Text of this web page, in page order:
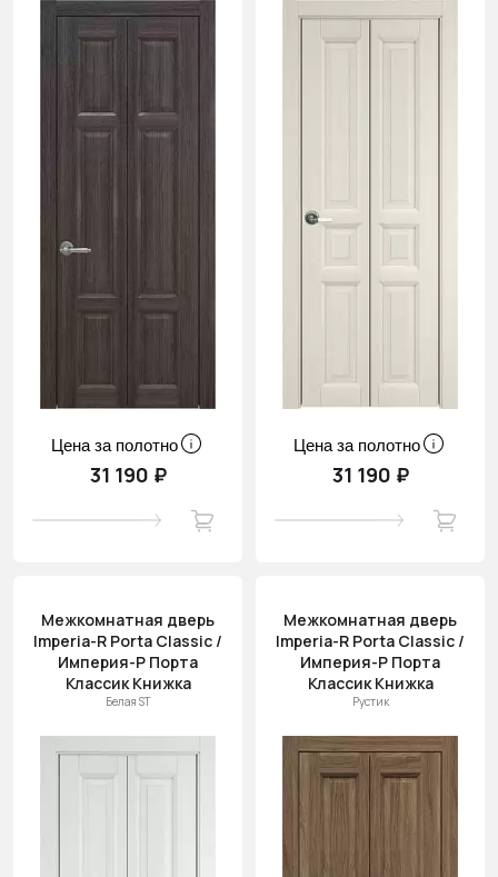
Цена за полотно
31 190 ₽
Цена за полотно
31 190 ₽
Межкомнатная дверь
Imperia-R Porta Classic /
Империя-Р Порта
Классик Книжка
Белая ST
Межкомнатная дверь
Imperia-R Porta Classic /
Империя-Р Порта
Классик Книжка
Рустик